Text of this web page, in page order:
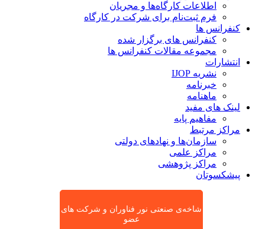
اطلاعات کارگاه‌ها و مجریان
فرم ثبت‌نام برای شرکت در کارگاه
کنفرانس ها
کنفرانس های برگزار شده
مجموعه مقالات کنفرانس ها
انتشارات
نشریه IJOP
خبرنامه
ماهنامه
لینک های مفید
مفاهیم پایه
مراکز مرتبط
سازمان‌ها و نهادهای دولتی
مراکز علمی
مراکز پژوهشی
پیشکسوتان
شاخه‌ی صنعتی نور فناوران و شرکت های
عضو